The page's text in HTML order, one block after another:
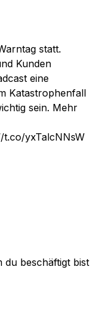
statt.
Kunden
eine
Katastrophenfall
sein. Mehr
yxTalcNNsW
du beschäftigt bist